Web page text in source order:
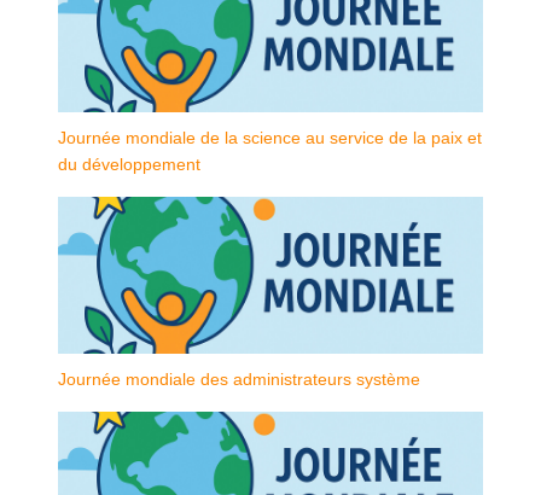
Journée mondiale de la science au service de la paix et
du développement
Journée mondiale des administrateurs système